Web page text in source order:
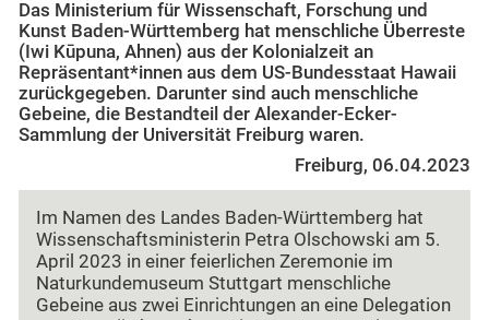
Das Ministerium für Wissenschaft, Forschung und
Kunst Baden-Württemberg hat menschliche Überreste
(Iwi Kūpuna, Ahnen) aus der Kolonialzeit an
Repräsentant*innen aus dem US-Bundesstaat Hawaii
zurückgegeben. Darunter sind auch menschliche
Gebeine, die Bestandteil der Alexander-Ecker-
Sammlung der Universität Freiburg waren.
Freiburg, 06.04.2023
Im Namen des Landes Baden-Württemberg hat
Wissenschaftsministerin Petra Olschowski am 5.
April 2023 in einer feierlichen Zeremonie im
Naturkundemuseum Stuttgart menschliche
Gebeine aus zwei Einrichtungen an eine Delegation